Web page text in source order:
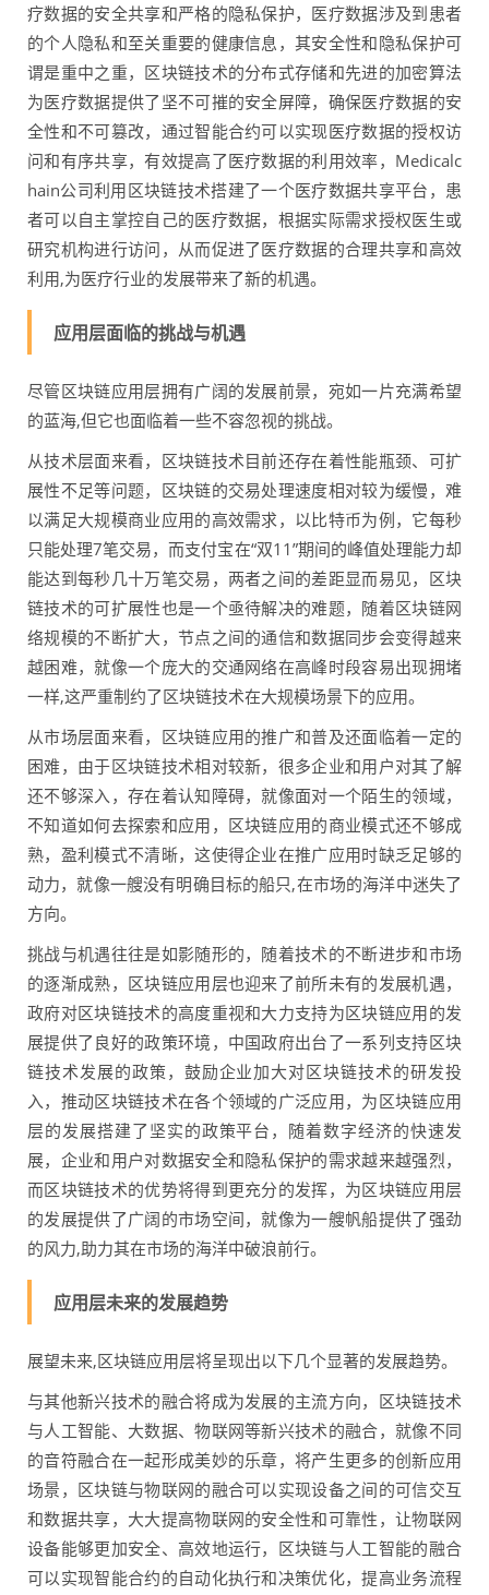
疗数据的安全共享和严格的隐私保护，医疗数据涉及到患者
的个人隐私和至关重要的健康信息，其安全性和隐私保护可
谓是重中之重，区块链技术的分布式存储和先进的加密算法
为医疗数据提供了坚不可摧的安全屏障，确保医疗数据的安
全性和不可篡改，通过智能合约可以实现医疗数据的授权访
问和有序共享，有效提高了医疗数据的利用效率，Medicalc
hain公司利用区块链技术搭建了一个医疗数据共享平台，患
者可以自主掌控自己的医疗数据，根据实际需求授权医生或
研究机构进行访问，从而促进了医疗数据的合理共享和高效
利用,为医疗行业的发展带来了新的机遇。
应用层面临的挑战与机遇
尽管区块链应用层拥有广阔的发展前景，宛如一片充满希望
的蓝海,但它也面临着一些不容忽视的挑战。
从技术层面来看，区块链技术目前还存在着性能瓶颈、可扩
展性不足等问题，区块链的交易处理速度相对较为缓慢，难
以满足大规模商业应用的高效需求，以比特币为例，它每秒
只能处理7笔交易，而支付宝在“双11”期间的峰值处理能力却
能达到每秒几十万笔交易，两者之间的差距显而易见，区块
链技术的可扩展性也是一个亟待解决的难题，随着区块链网
络规模的不断扩大，节点之间的通信和数据同步会变得越来
越困难，就像一个庞大的交通网络在高峰时段容易出现拥堵
一样,这严重制约了区块链技术在大规模场景下的应用。
从市场层面来看，区块链应用的推广和普及还面临着一定的
困难，由于区块链技术相对较新，很多企业和用户对其了解
还不够深入，存在着认知障碍，就像面对一个陌生的领域，
不知道如何去探索和应用，区块链应用的商业模式还不够成
熟，盈利模式不清晰，这使得企业在推广应用时缺乏足够的
动力，就像一艘没有明确目标的船只,在市场的海洋中迷失了
方向。
挑战与机遇往往是如影随形的，随着技术的不断进步和市场
的逐渐成熟，区块链应用层也迎来了前所未有的发展机遇，
政府对区块链技术的高度重视和大力支持为区块链应用的发
展提供了良好的政策环境，中国政府出台了一系列支持区块
链技术发展的政策，鼓励企业加大对区块链技术的研发投
入，推动区块链技术在各个领域的广泛应用，为区块链应用
层的发展搭建了坚实的政策平台，随着数字经济的快速发
展，企业和用户对数据安全和隐私保护的需求越来越强烈，
而区块链技术的优势将得到更充分的发挥，为区块链应用层
的发展提供了广阔的市场空间，就像为一艘帆船提供了强劲
的风力,助力其在市场的海洋中破浪前行。
应用层未来的发展趋势
展望未来,区块链应用层将呈现出以下几个显著的发展趋势。
与其他新兴技术的融合将成为发展的主流方向，区块链技术
与人工智能、大数据、物联网等新兴技术的融合，就像不同
的音符融合在一起形成美妙的乐章，将产生更多的创新应用
场景，区块链与物联网的融合可以实现设备之间的可信交互
和数据共享，大大提高物联网的安全性和可靠性，让物联网
设备能够更加安全、高效地运行，区块链与人工智能的融合
可以实现智能合约的自动化执行和决策优化，提高业务流程